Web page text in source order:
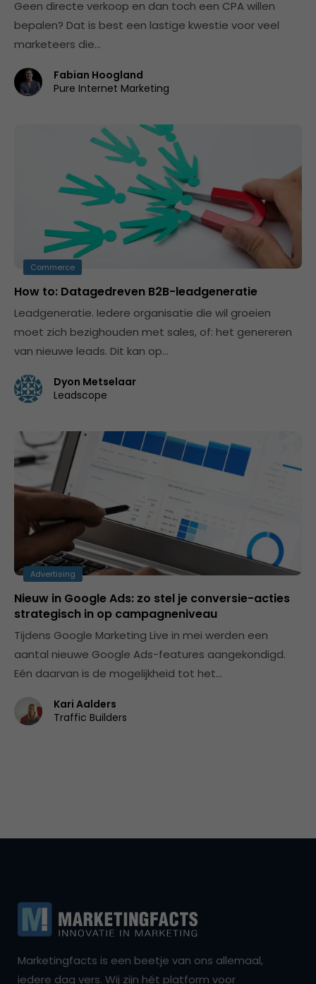
Geen directe verkoop en dan toch een CPA willen
bepalen? Dat is best een lastige kwestie voor veel
marketeers die…
Fabian Hoogland
Pure Internet Marketing
Commerce
How to: Datagedreven B2B-leadgeneratie
Leadgeneratie. Iedere organisatie die wil groeien
moet zich bezighouden met sales, of: het genereren
van nieuwe leads. Dit kan op…
Dyon Metselaar
Leadscope
Advertising
Nieuw in Google Ads: zo stel je conversie-acties
strategisch in op campagneniveau
Tijdens Google Marketing Live in mei werden een
aantal nieuwe Google Ads-features aangekondigd.
Eén daarvan is de mogelijkheid tot het…
Kari Aalders
Traffic Builders
Marketingfacts is een beetje van ons allemaal,
iedere dag vers. Wij zijn hét platform voor